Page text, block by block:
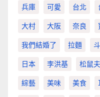
兵庫 可愛 台北
大村 大阪 奈良
我們結婚了 拉麵
日本 李洪基 松鼠
綜藝 美味 美食